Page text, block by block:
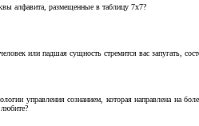
алфавита, размещенные в таблицу 7х7?
или падшая сущность стремится вас запугать,
управления сознанием, которая направлена на